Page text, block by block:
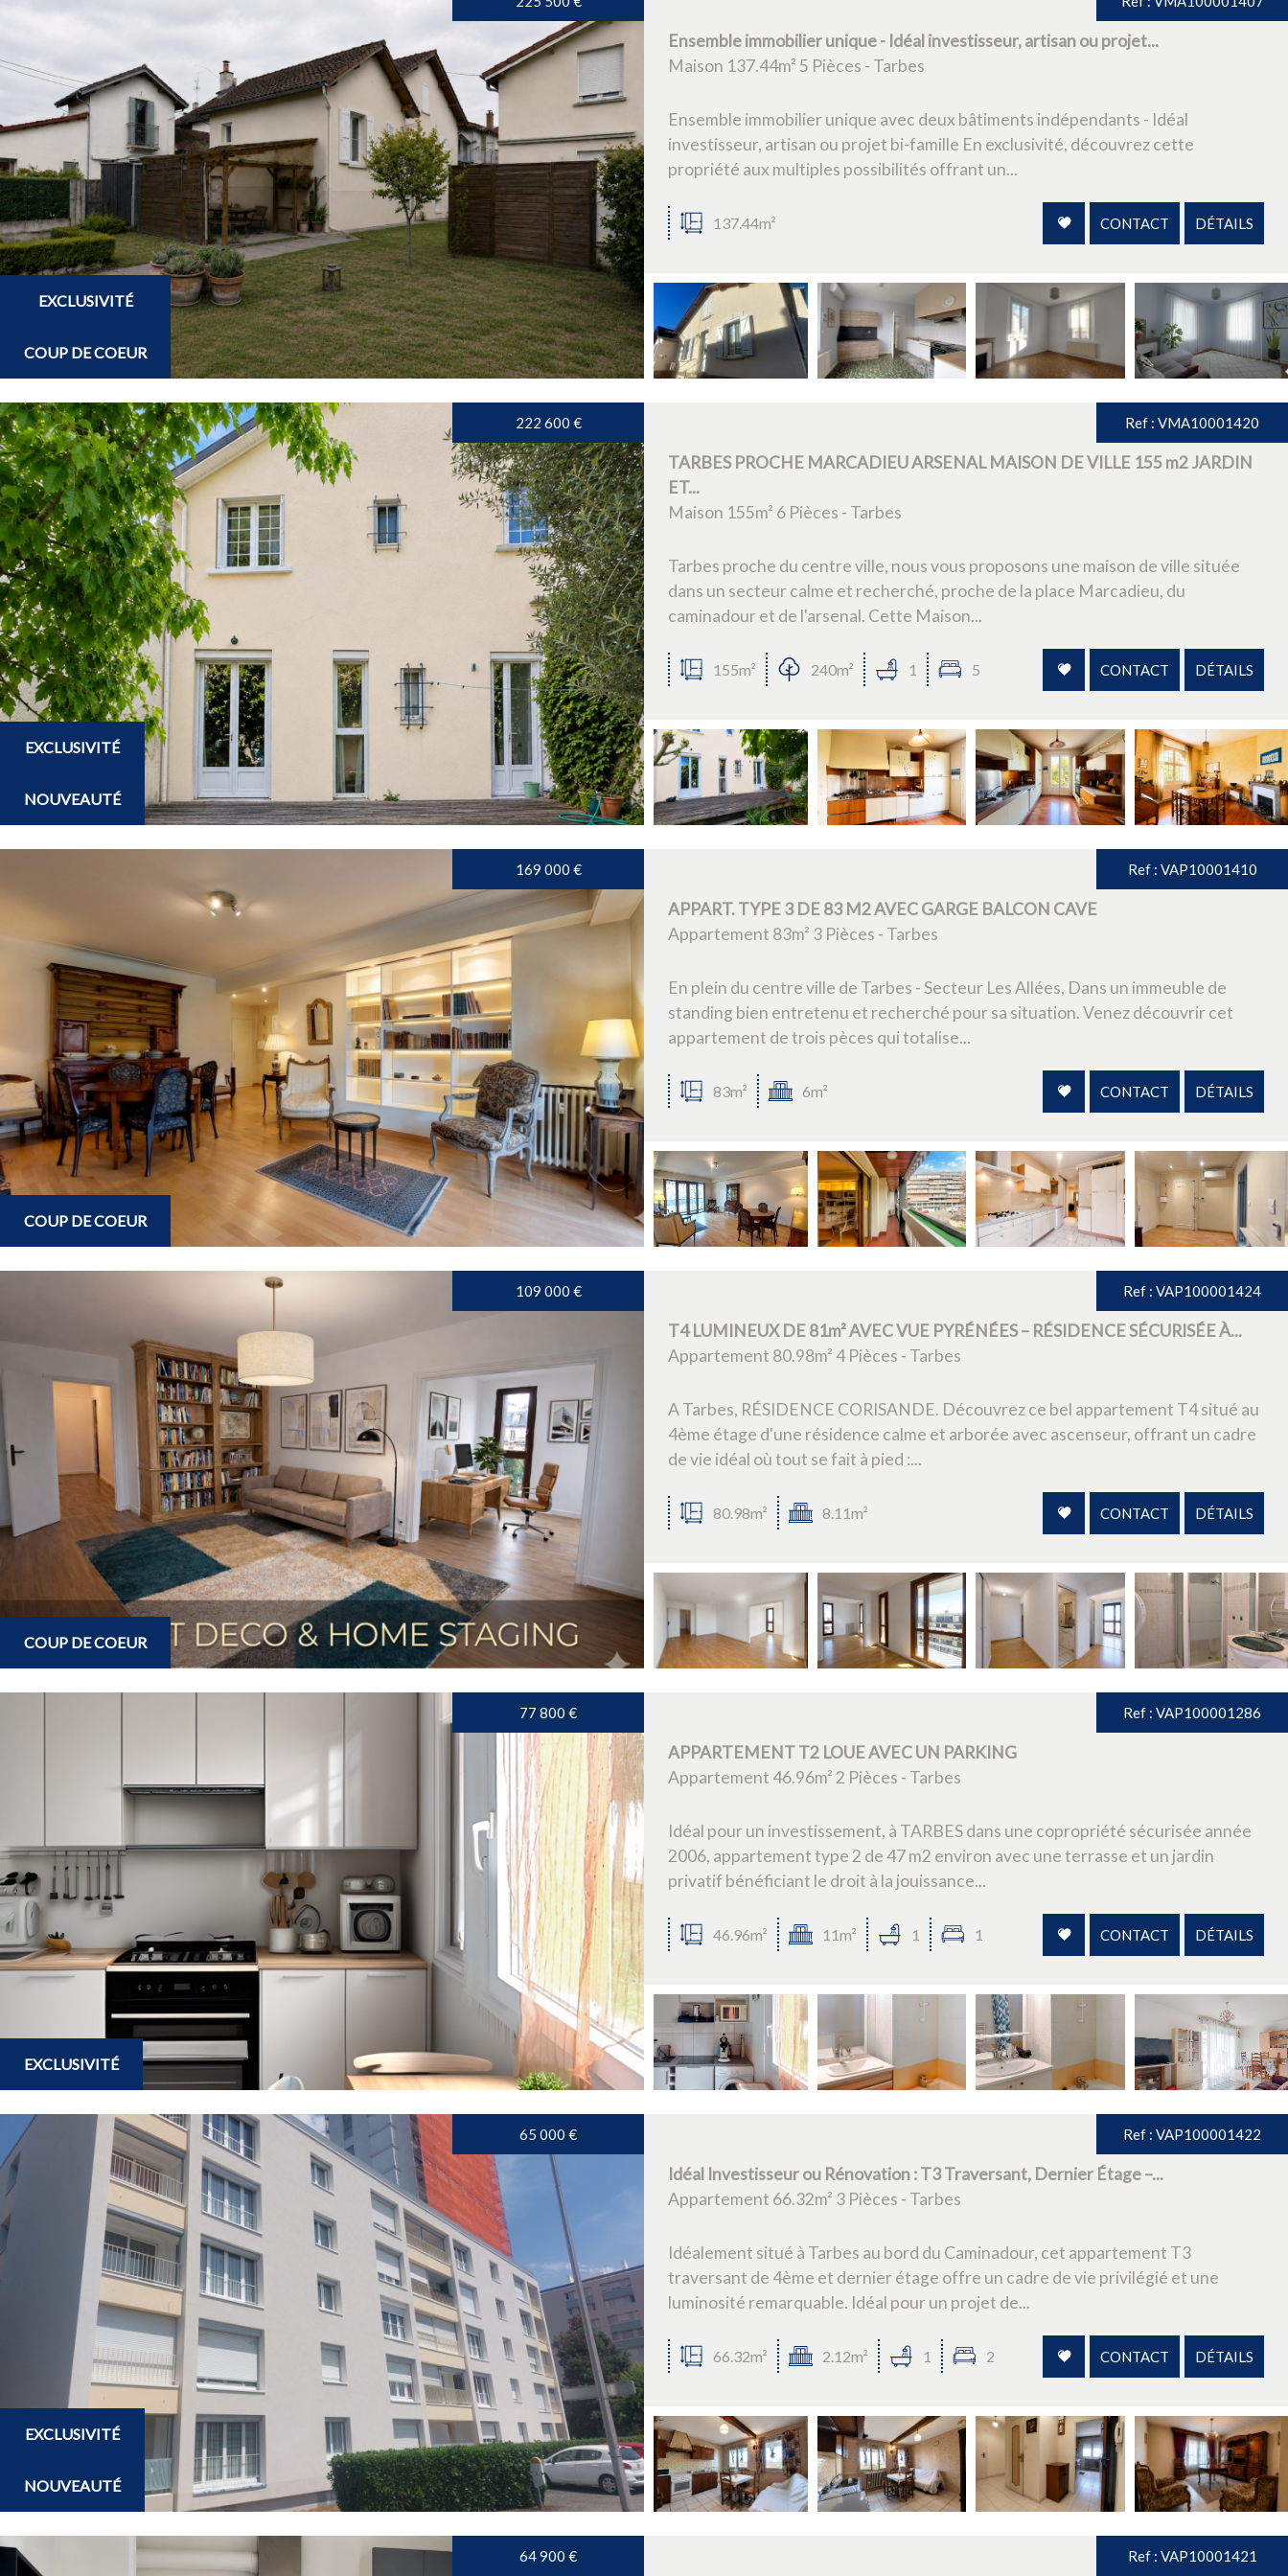
EXCLUSIVITÉ
COUP DE COEUR
Ensemble immobilier unique - Idéal investisseur, artisan ou projet...
Maison 137.44m² 5 Pièces - Tarbes
Ensemble immobilier unique avec deux bâtiments indépendants - Idéal
investisseur, artisan ou projet bi-famille En exclusivité, découvrez cette
propriété aux multiples possibilités offrant un...
137.44m² CONTACT DÉTAILS
EXCLUSIVITÉ
NOUVEAUTÉ
222 600 € Ref : VMA10001420
TARBES PROCHE MARCADIEU ARSENAL MAISON DE VILLE 155 m2 JARDIN
ET...
Maison 155m² 6 Pièces - Tarbes
Tarbes proche du centre ville, nous vous proposons une maison de ville située
dans un secteur calme et recherché, proche de la place Marcadieu, du
caminadour et de l'arsenal. Cette Maison...
155m² 240m² 1 5 CONTACT DÉTAILS
COUP DE COEUR
169 000 € Ref : VAP10001410
APPART. TYPE 3 DE 83 M2 AVEC GARGE BALCON CAVE
Appartement 83m² 3 Pièces - Tarbes
En plein du centre ville de Tarbes - Secteur Les Allées, Dans un immeuble de
standing bien entretenu et recherché pour sa situation. Venez découvrir cet
appartement de trois pèces qui totalise...
83m² 6m² CONTACT DÉTAILS
COUP DE COEUR
109 000 € Ref : VAP100001424
T4 LUMINEUX DE 81m² AVEC VUE PYRÉNÉES – RÉSIDENCE SÉCURISÉE À...
Appartement 80.98m² 4 Pièces - Tarbes
A Tarbes, RÉSIDENCE CORISANDE. Découvrez ce bel appartement T4 situé au
4ème étage d'une résidence calme et arborée avec ascenseur, offrant un cadre
de vie idéal où tout se fait à pied :...
80.98m² 8.11m² CONTACT DÉTAILS
EXCLUSIVITÉ
77 800 € Ref : VAP100001286
APPARTEMENT T2 LOUE AVEC UN PARKING
Appartement 46.96m² 2 Pièces - Tarbes
Idéal pour un investissement, à TARBES dans une copropriété sécurisée année
2006, appartement type 2 de 47 m2 environ avec une terrasse et un jardin
privatif bénéficiant le droit à la jouissance...
46.96m² 11m² 1 1 CONTACT DÉTAILS
EXCLUSIVITÉ
NOUVEAUTÉ
65 000 € Ref : VAP100001422
Idéal Investisseur ou Rénovation : T3 Traversant, Dernier Étage –...
Appartement 66.32m² 3 Pièces - Tarbes
Idéalement situé à Tarbes au bord du Caminadour, cet appartement T3
traversant de 4ème et dernier étage offre un cadre de vie privilégié et une
luminosité remarquable. Idéal pour un projet de...
66.32m² 2.12m² 1 2 CONTACT DÉTAILS
64 900 € Ref : VAP10001421